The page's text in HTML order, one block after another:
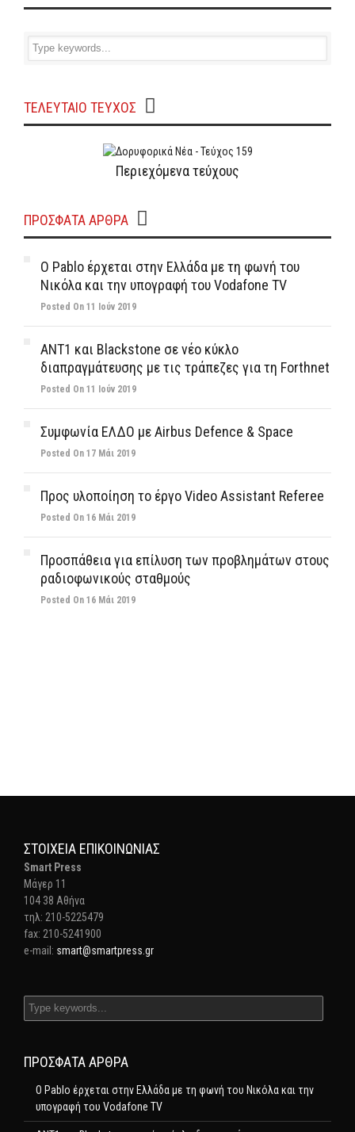
ΤΕΛΕΥΤΑΙΟ ΤΕΥΧΟΣ
Περιεχόμενα τεύχους
ΠΡΌΣΦΑΤΑ ΆΡΘΡΑ
Ο Pablo έρχεται στην Ελλάδα με τη φωνή του
Νικόλα και την υπογραφή του Vodafone TV
Posted On 11 Ιούν 2019
ΑΝΤ1 και Blackstone σε νέο κύκλο
διαπραγμάτευσης με τις τράπεζες για τη Forthnet
Posted On 11 Ιούν 2019
Συμφωνία ΕΛΔΟ με Airbus Defence & Space
Posted On 17 Μάι 2019
Προς υλοποίηση το έργο Video Assistant Referee
Posted On 16 Μάι 2019
Προσπάθεια για επίλυση των προβλημάτων στους
ραδιοφωνικούς σταθμούς
Posted On 16 Μάι 2019
ΣΤΟΙΧΕΊΑ ΕΠΙΚΟΙΝΩΝΊΑΣ
Smart Press
Mάγερ 11
104 38 Αθήνα
τηλ: 210-5225479
fax: 210-5241900
e-mail: smart@smartpress.gr
ΠΡΌΣΦΑΤΑ ΆΡΘΡΑ
Ο Pablo έρχεται στην Ελλάδα με τη φωνή του Νικόλα και την
υπογραφή του Vodafone TV